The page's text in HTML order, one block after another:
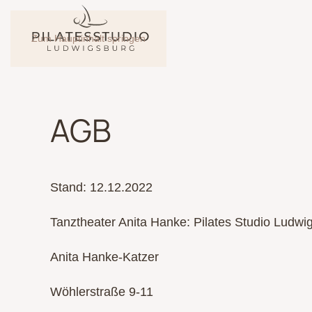
Zum Hauptinhalt springen
AGB
Stand: 12.12.2022
Tanztheater Anita Hanke: Pilates Studio
Anita Hanke-Katzer
Wöhlerstraße 9-11